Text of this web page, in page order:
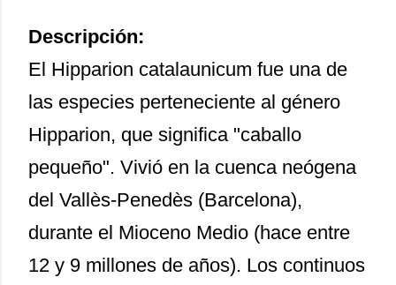
Descripción:
El Hipparion catalaunicum fue una de
las especies perteneciente al género
Hipparion, que significa "caballo
pequeño". Vivió en la cuenca neógena
del Vallès-Penedès (Barcelona),
durante el Mioceno Medio (hace entre
12 y 9 millones de años). Los continuos